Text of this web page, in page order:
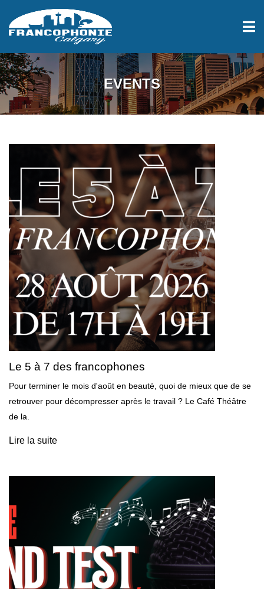
EVENTS
Le 5 à 7 des francophones
Pour terminer le mois d'août en beauté, quoi de mieux que de se
retrouver pour décompresser après le travail ? Le Café Théâtre
de la.
Lire la suite